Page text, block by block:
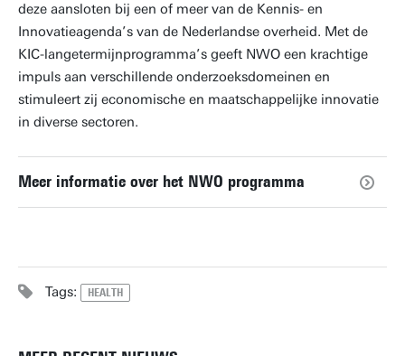
deze aansloten bij een of meer van de Kennis- en
Innovatieagenda’s van de Nederlandse overheid. Met de
KIC-langetermijnprogramma’s geeft NWO een krachtige
impuls aan verschillende onderzoeksdomeinen en
stimuleert zij economische en maatschappelijke innovatie
in diverse sectoren.
Meer informatie over het NWO programma
Tags: HEALTH